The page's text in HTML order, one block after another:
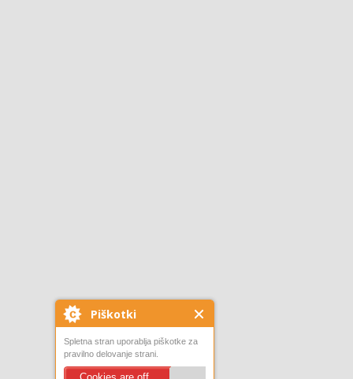
Piškotki
Spletna stran uporablja piškotke za
pravilno delovanje strani.